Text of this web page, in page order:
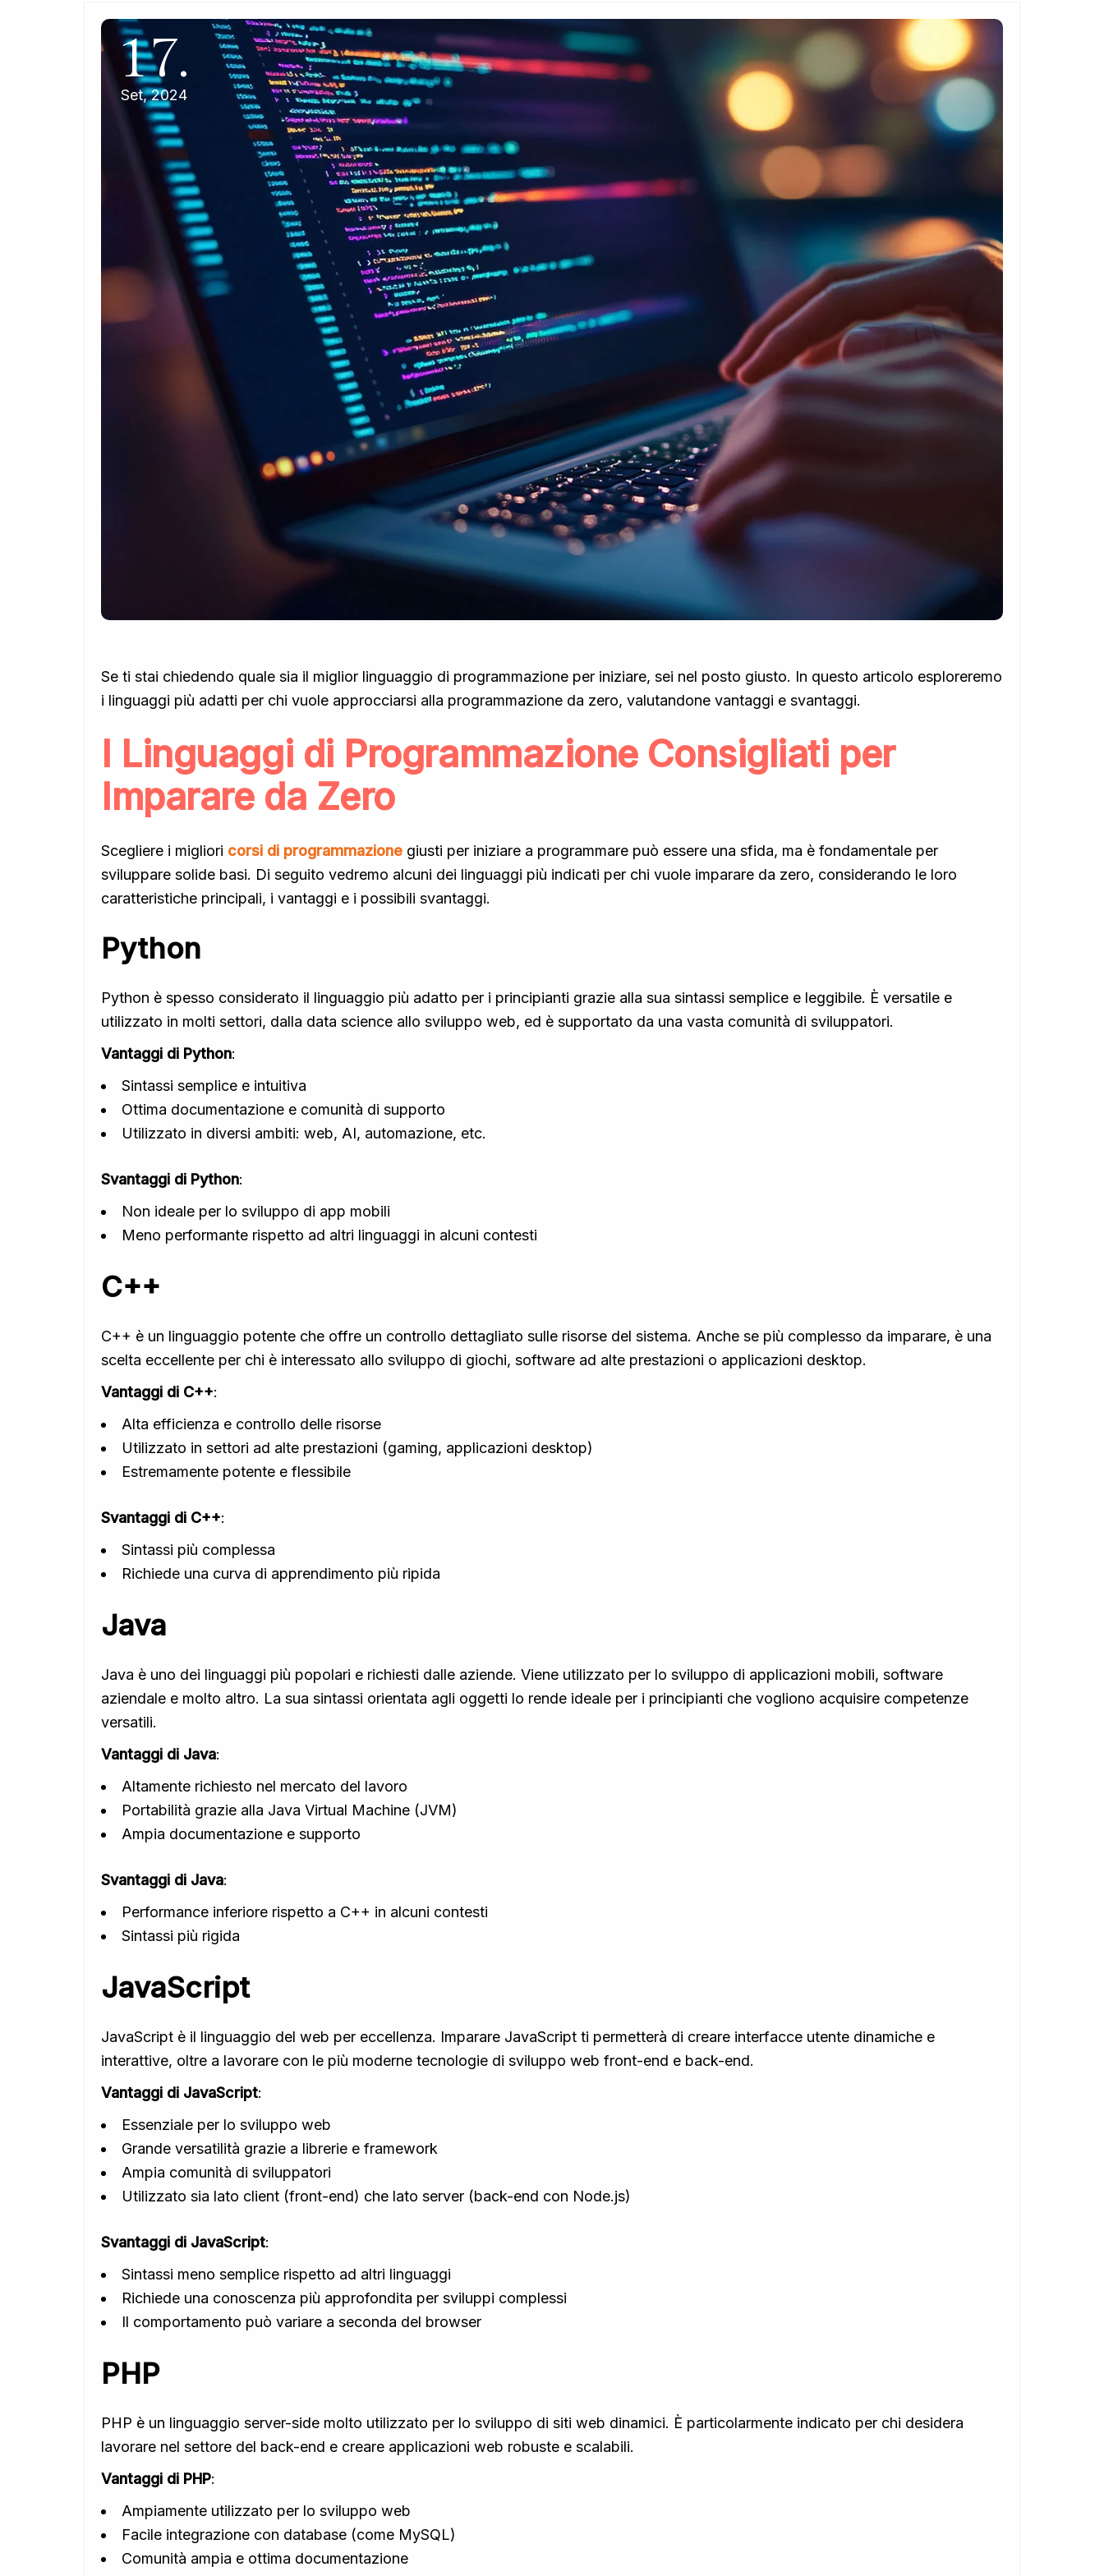
17.
Set, 2024
Se ti stai chiedendo quale sia il miglior linguaggio di programmazione per iniziare, sei nel posto giusto. In questo articolo esploreremo
i linguaggi più adatti per chi vuole approcciarsi alla programmazione da zero, valutandone vantaggi e svantaggi.
I Linguaggi di Programmazione Consigliati per
Imparare da Zero
Scegliere i migliori corsi di programmazione giusti per iniziare a programmare può essere una sfida, ma è fondamentale per
sviluppare solide basi. Di seguito vedremo alcuni dei linguaggi più indicati per chi vuole imparare da zero, considerando le loro
caratteristiche principali, i vantaggi e i possibili svantaggi.
Python
Python è spesso considerato il linguaggio più adatto per i principianti grazie alla sua sintassi semplice e leggibile. È versatile e
utilizzato in molti settori, dalla data science allo sviluppo web, ed è supportato da una vasta comunità di sviluppatori.
Vantaggi di Python:
Sintassi semplice e intuitiva
Ottima documentazione e comunità di supporto
Utilizzato in diversi ambiti: web, AI, automazione, etc.
Svantaggi di Python:
Non ideale per lo sviluppo di app mobili
Meno performante rispetto ad altri linguaggi in alcuni contesti
C++
C++ è un linguaggio potente che offre un controllo dettagliato sulle risorse del sistema. Anche se più complesso da imparare, è una
scelta eccellente per chi è interessato allo sviluppo di giochi, software ad alte prestazioni o applicazioni desktop.
Vantaggi di C++:
Alta efficienza e controllo delle risorse
Utilizzato in settori ad alte prestazioni (gaming, applicazioni desktop)
Estremamente potente e flessibile
Svantaggi di C++:
Sintassi più complessa
Richiede una curva di apprendimento più ripida
Java
Java è uno dei linguaggi più popolari e richiesti dalle aziende. Viene utilizzato per lo sviluppo di applicazioni mobili, software
aziendale e molto altro. La sua sintassi orientata agli oggetti lo rende ideale per i principianti che vogliono acquisire competenze
versatili.
Vantaggi di Java:
Altamente richiesto nel mercato del lavoro
Portabilità grazie alla Java Virtual Machine (JVM)
Ampia documentazione e supporto
Svantaggi di Java:
Performance inferiore rispetto a C++ in alcuni contesti
Sintassi più rigida
JavaScript
JavaScript è il linguaggio del web per eccellenza. Imparare JavaScript ti permetterà di creare interfacce utente dinamiche e
interattive, oltre a lavorare con le più moderne tecnologie di sviluppo web front-end e back-end.
Vantaggi di JavaScript:
Essenziale per lo sviluppo web
Grande versatilità grazie a librerie e framework
Ampia comunità di sviluppatori
Utilizzato sia lato client (front-end) che lato server (back-end con Node.js)
Svantaggi di JavaScript:
Sintassi meno semplice rispetto ad altri linguaggi
Richiede una conoscenza più approfondita per sviluppi complessi
Il comportamento può variare a seconda del browser
PHP
PHP è un linguaggio server-side molto utilizzato per lo sviluppo di siti web dinamici. È particolarmente indicato per chi desidera
lavorare nel settore del back-end e creare applicazioni web robuste e scalabili.
Vantaggi di PHP:
Ampiamente utilizzato per lo sviluppo web
Facile integrazione con database (come MySQL)
Comunità ampia e ottima documentazione